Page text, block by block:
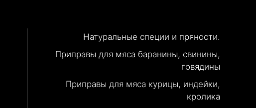
Натуральные специи и пряности.
Приправы для мяса баранины, свинины,
говядины
Приправы для мяса курицы, индейки,
кролика